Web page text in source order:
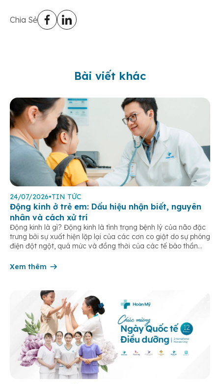
Chia Sẻ
Bài viết khác
24/07/2026•TIN TỨC
Động kinh ở trẻ em: Dấu hiệu nhận biết, nguyên
nhân và cách xử trí
Động kinh là gì? Động kinh là tình trạng bệnh lý của não đặc
trưng bởi sự xuất hiện lặp lại của các cơn co giật do sự phóng
điện đột ngột, quá mức và đồng thời của các tế bào thần
Xem thêm